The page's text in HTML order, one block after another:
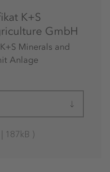
K+S
GmbH
Minerals and
Anlage
| 187kB )